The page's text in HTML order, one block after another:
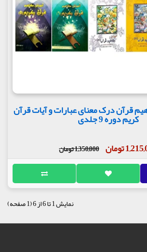
قرآن درک معنای عبارات و آیات قرآن
کریم دوره 9 جلدی
تومان 1,350,000 تومان
نمایش 1 تا 6 از 6 (1 صفحه)